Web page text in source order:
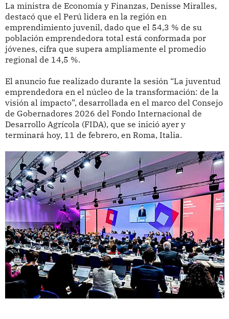
La ministra de Economía y Finanzas, Denisse Miralles,
destacó que el Perú lidera en la región en
emprendimiento juvenil, dado que el 54,3 % de su
población emprendedora total está conformada por
jóvenes, cifra que supera ampliamente el promedio
regional de 14,5 %.
El anuncio fue realizado durante la sesión “La juventud
emprendedora en el núcleo de la transformación: de la
visión al impacto”, desarrollada en el marco del Consejo
de Gobernadores 2026 del Fondo Internacional de
Desarrollo Agrícola (FIDA), que se inició ayer y
terminará hoy, 11 de febrero, en Roma, Italia.